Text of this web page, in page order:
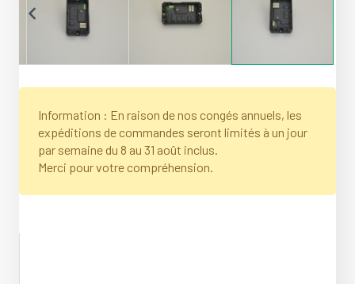
Information : En raison de nos congés annuels, les
expéditions de commandes seront limités à un jour
par semaine du 8 au 31 août inclus.
Merci pour votre compréhension.